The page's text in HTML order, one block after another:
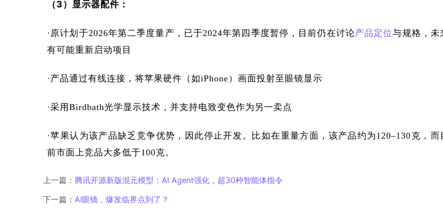
（3）显示器配件：
·原计划于2026年第二季度量产，已于2024年第四季度暂停，目前仍在讨论产品定位与规格，未
有可能重新启动项目
·产品通过有线连接，将苹果硬件（如iPhone）画面投射至眼镜显示
·采用Birdbath光学显示技术，并支持电致变色作为另一卖点
·苹果认为该产品缺乏竞争优势，因此停止开发。比如在重量方面，该产品约为120–130克，而
前市面上竞品大多低于100克。
上一篇： 腾讯开源新版混元模型：AI Agent强化，超30种智能体指令
下一篇： AI眼镜，爆发临界点到了？